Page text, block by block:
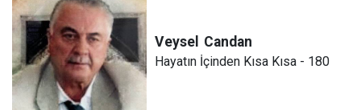
Veysel Candan
Hayatın İçinden Kısa Kısa - 180